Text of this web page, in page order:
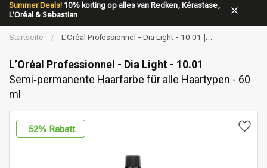
Summer Deals! 10% korting op alles van Redken, Kérastase,
L’Oréal & Sebastian
Startseite /
L’Oréal Professionnel - Dia Light - 10.01 |
L’Oréal Professionnel - Dia Light - 10.01
Semi‑permanente Haarfarbe für alle Haartypen - 60
ml
52% Rabatt